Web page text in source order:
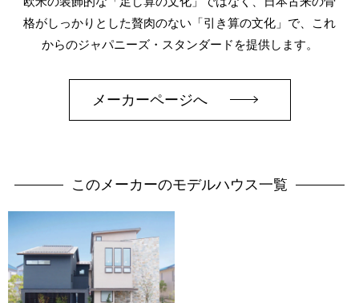
格がしっかりとした贅肉のない「引き算の文化」で、これ
からのジャパニーズ・スタンダードを提供します。
メーカーページへ
このメーカーのモデルハウス一覧